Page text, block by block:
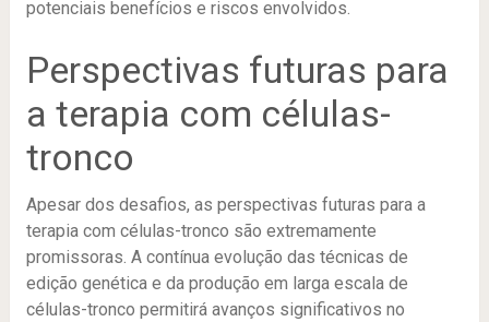
potenciais benefícios e riscos envolvidos.
Perspectivas futuras para
a terapia com células-
tronco
Apesar dos desafios, as perspectivas futuras para a
terapia com células-tronco são extremamente
promissoras. A contínua evolução das técnicas de
edição genética e da produção em larga escala de
células-tronco permitirá avanços significativos no